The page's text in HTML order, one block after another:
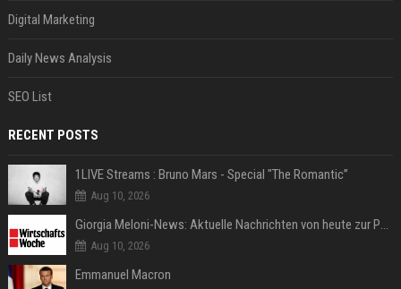
Digital Marketing
Daily News Analysis
SEO List
RECENT POSTS
1LIVE Streams : Bruno Mars - Special "The Romantic”
Aug 10, 2026
Giorgia Meloni-News: Aktuelle Nachrichten von heute zur Politikerin
Aug 10, 2026
Emmanuel Macron